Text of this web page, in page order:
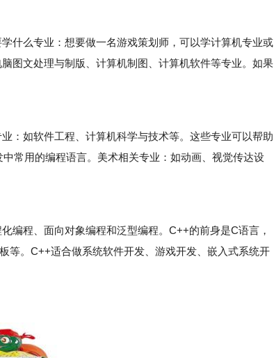
么专业：想要做一名游戏策划师，可以学计算机专业或
图文处理与制版、计算机制图、计算机软件等专业。如果
如软件工程、计算机科学与技术等。这些专业可以帮助
常用的编程语言。美术相关专业：如动画、视觉传达设
程、面向对象编程和泛型编程。C++的前身是C语言，
等。C++适合做系统软件开发、游戏开发、嵌入式系统开